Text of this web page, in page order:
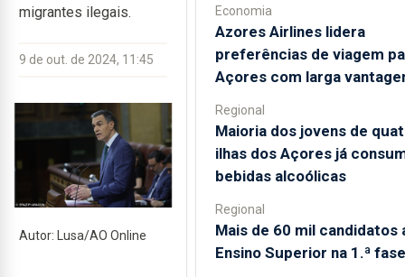
migrantes ilegais.
9 de out. de 2024, 11:45
Autor: Lusa/AO Online
Economia
Azores Airlines lidera
preferências de viagem
Açores com larga
Regional
Maioria dos jovens de
ilhas dos Açores já
bebidas alcoólicas
Regional
Mais de 60 mil candidatos
Ensino Superior na 1.ª fase